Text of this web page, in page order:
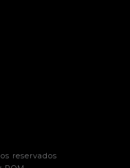
reservados